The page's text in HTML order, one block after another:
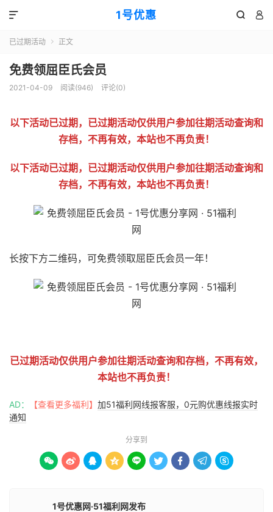
1号优惠  

已过期活动  正文
免费领屈臣氏会员
2021-04-09 阅读(946) 评论(0)
以下活动已过期，已过期活动仅供用户参加往期活动查询和
存档，不再有效，本站也不再负责！
以下活动已过期，已过期活动仅供用户参加往期活动查询和
存档，不再有效，本站也不再负责！
长按下方二维码，可免费领取屈臣氏会员一年！
已过期活动仅供用户参加往期活动查询和存档，不再有效，
本站也不再负责！
AD： 【查看更多福利】 加51福利网线报客服，0元购优惠线报实时
通知
分享到
        
1号优惠网·51福利网发布